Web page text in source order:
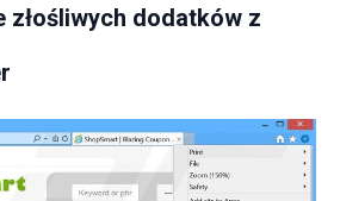
złośliwych dodatków z